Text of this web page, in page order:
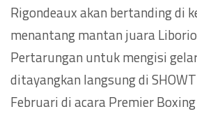
Rigondeaux akan bertanding di
menantang mantan juara
Pertarungan untuk mengisi
ditayangkan langsung di
Februari di acara Premier